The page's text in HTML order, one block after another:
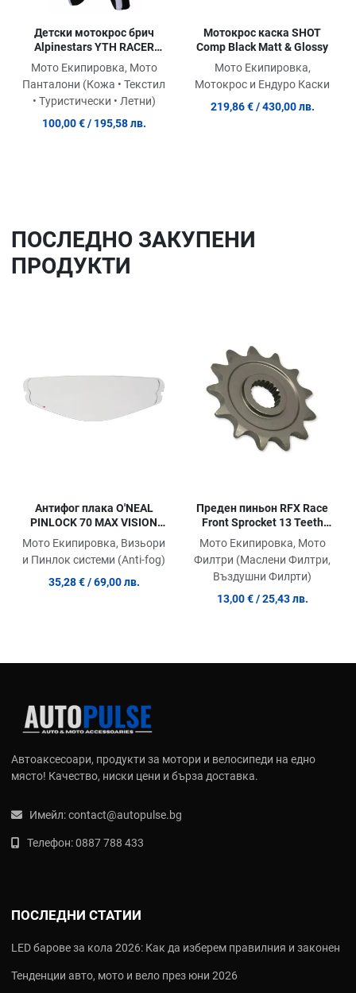
Детски мотокрос брич
Alpinestars YTH RACER
WURX BLUE/BLACK
Мото Екипировка, Мото
Панталони (Кожа • Текстил
• Туристически • Летни)
100,00 € / 195,58 лв.
Мотокрос каска SHOT
Comp Black Matt & Glossy
Мото Екипировка,
Мотокрос и Ендуро Каски
219,86 € / 430,00 лв.
ПОСЛЕДНO ЗАКУПЕНИ
ПРОДУКТИ
Сравни продукт
Quick View
Антифог плака O'NEAL
PINLOCK 70 MAX VISION
CHALLENGER V.24
Мото Екипировка, Визьори
и Пинлок системи (Anti-fog)
35,28 € / 69,00 лв.
Преден пиньон RFX Race
Front Sprocket 13 Teeth
Мото Екипировка, Мото
Филтри (Маслени Филтри,
Въздушни Филрти)
13,00 € / 25,43 лв.
Автоаксесоари, продукти за мотори и велосипеди на едно
място! Качество, ниски цени и бърза доставка.
Имейл:contact@autopulse.bg
Телефон:0887 788 433
ПОСЛЕДНИ СТАТИИ
LED барове за кола 2026: Как да изберем правилния и законен
Тенденции авто, мото и вело през юни 2026